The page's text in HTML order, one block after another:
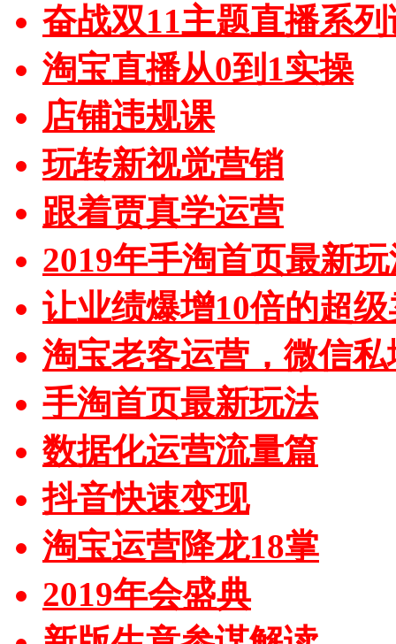
奋战双11主题直播系列
淘宝直播从0到1实操
店铺违规课
玩转新视觉营销
跟着贾真学运营
2019年手淘首页最新
让业绩爆增10倍的超
淘宝老客运营，微信私
手淘首页最新玩法
数据化运营流量篇
抖音快速变现
淘宝运营降龙18掌
2019年会盛典